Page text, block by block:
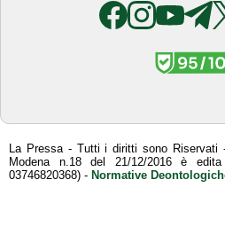
La Pressa - Tutti i diritti sono Riservati
Modena n.18 del 21/12/2016 è
03746820368) - Normative